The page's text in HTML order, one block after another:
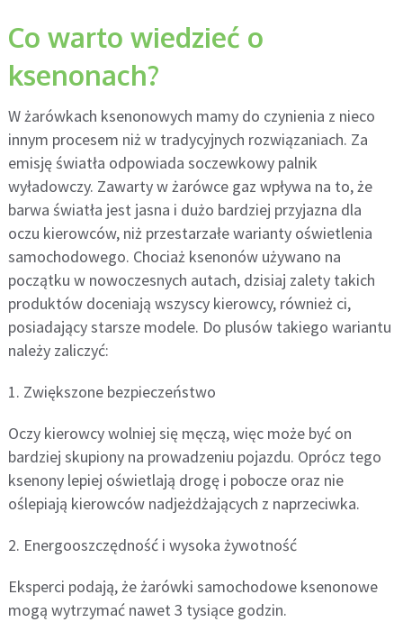
Co warto wiedzieć o
ksenonach?
W żarówkach ksenonowych mamy do czynienia z nieco
innym procesem niż w tradycyjnych rozwiązaniach. Za
emisję światła odpowiada soczewkowy palnik
wyładowczy. Zawarty w żarówce gaz wpływa na to, że
barwa światła jest jasna i dużo bardziej przyjazna dla
oczu kierowców, niż przestarzałe warianty oświetlenia
samochodowego. Chociaż ksenonów używano na
początku w nowoczesnych autach, dzisiaj zalety takich
produktów doceniają wszyscy kierowcy, również ci,
posiadający starsze modele. Do plusów takiego wariantu
należy zaliczyć:
1. Zwiększone bezpieczeństwo
Oczy kierowcy wolniej się męczą, więc może być on
bardziej skupiony na prowadzeniu pojazdu. Oprócz tego
ksenony lepiej oświetlają drogę i pobocze oraz nie
oślepiają kierowców nadjeżdżających z naprzeciwka.
2. Energooszczędność i wysoka żywotność
Eksperci podają, że żarówki samochodowe ksenonowe
mogą wytrzymać nawet 3 tysiące godzin.